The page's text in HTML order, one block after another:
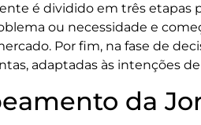
é dividido em três etapas
ou necessidade e
Por fim, na fase de
adaptadas às intenções
da